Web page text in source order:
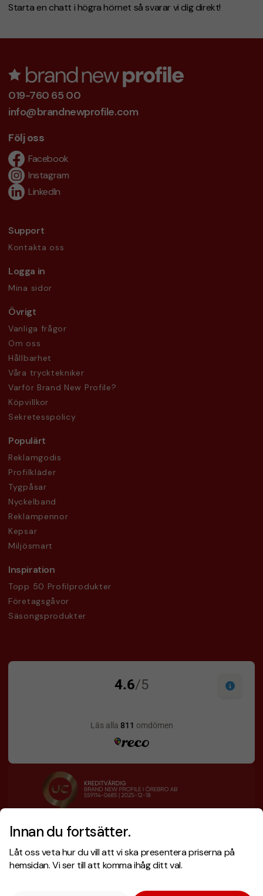
Innan du fortsätter.
Låt oss veta hur du vill att vi ska presentera priserna på
hemsidan. Vi ser till att komma ihåg ditt val.
Starta en chatt i högra hörnet så svarar vi dig direkt!
019-760 65 00
info@brandnewprofile.com
Följ oss
Facebook
Instagram
LinkedIn
Support
Kontakta oss
Logga in
Mina sidor
Övrigt
Vanliga frågor
Om oss
Hållbarhet
Våra trycktekniker
Varför Brand New Profile?
Köpvillkor
Sekretesspolicy
Populärt
Reklamgodis
Profilkläder
Tygpåsar
Nyckelband
Reklampennor
Kepsar
Miljösmart
Inspiration
Topp 50 Profilprodukter
Företagsgåvor
Säsongsprodukter
Designskiss inom 1 h
Fri offert
Snabb leverans